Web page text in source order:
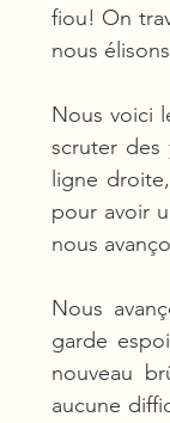
fiou! On
nous
Nous voici
scruter des
ligne
pour avoir
nous
Nous
garde
nouveau
aucune